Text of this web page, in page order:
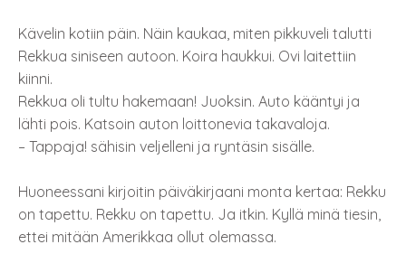
Kävelin kotiin päin. Näin kaukaa, miten pikkuveli talutti
Rekkua siniseen autoon. Koira haukkui. Ovi laitettiin
kiinni.
Rekkua oli tultu hakemaan! Juoksin. Auto kääntyi ja
lähti pois. Katsoin auton loittonevia takavaloja.
– Tappaja! sähisin veljelleni ja ryntäsin sisälle.
Huoneessani kirjoitin päiväkirjaani monta kertaa: Rekku
on tapettu. Rekku on tapettu. Ja itkin. Kyllä minä tiesin,
ettei mitään Amerikkaa ollut olemassa.